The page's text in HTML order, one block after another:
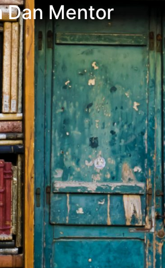
Dan Mentor